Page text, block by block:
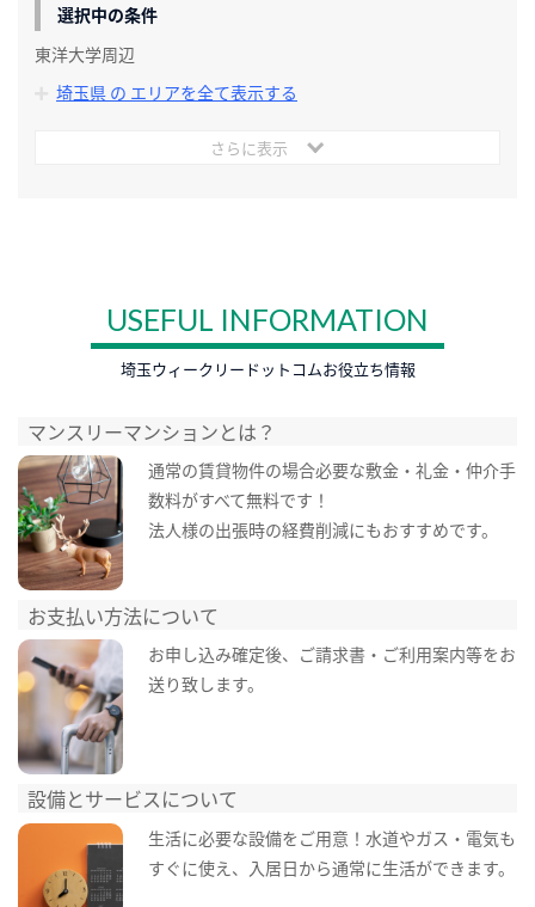
選択中の条件
東洋大学周辺
埼玉県 の エリアを全て表示する
さらに表示
USEFUL INFORMATION
埼玉ウィークリードットコムお役立ち情報
マンスリーマンションとは？
通常の賃貸物件の場合必要な敷金・礼金・仲介手
数料がすべて無料です！
法人様の出張時の経費削減にもおすすめです。
お支払い方法について
お申し込み確定後、ご請求書・ご利用案内等をお
送り致します。
設備とサービスについて
生活に必要な設備をご用意！水道やガス・電気も
すぐに使え、入居日から通常に生活ができます。